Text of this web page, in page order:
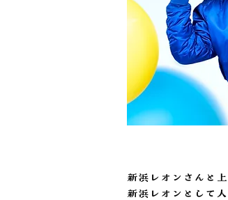
新浜レオンさんと
新浜レオンとして